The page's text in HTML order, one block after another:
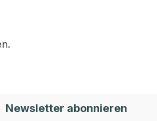
Newsletter abonnieren